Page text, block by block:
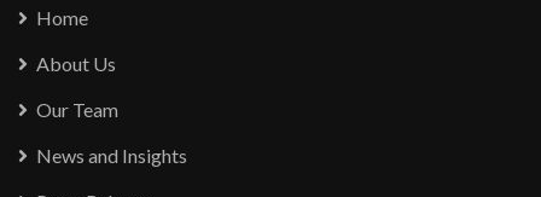
Home
About Us
Our Team
News and Insights